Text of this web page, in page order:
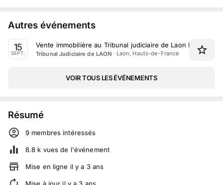
Autres événements
15
SEPT.
Vente immobilière au Tribunal judiciaire de Laon le 15
Tribunal Judiciaire de LAON · Laon, Hauts-de-France
VOIR TOUS LES ÉVÉNEMENTS
Résumé
9 membres intéressés
8.8 k vues de l'événement
Mise en ligne il y a 3 ans
Mise à jour il y a 3 ans